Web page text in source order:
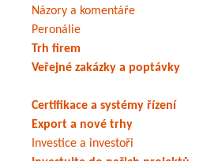
Názory a komentáře
Peronálie
Trh firem
Veřejné zakázky a poptávky
Certifikace a systémy řízení
Export a nové trhy
Investice a investoři